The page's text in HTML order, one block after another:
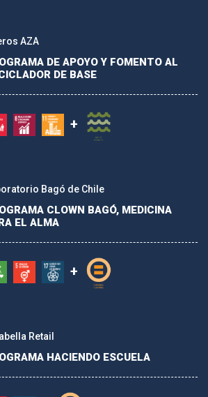
BENEFICIARIOS
AZA
DE APOYO Y FOMENTO AL
DE BASE
+
Bagó de Chile
CLOWN BAGÓ, MEDICINA
EL ALMA
+
Retail
HACIENDO ESCUELA